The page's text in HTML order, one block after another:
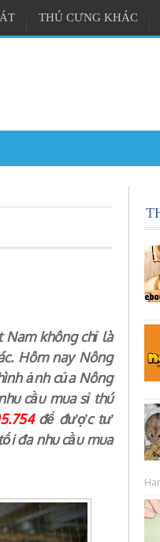
THÚ CƯNG KHÁC
không chỉ là
Hôm nay Nông
ảnh của Nông
cầu mua sỉ thú
để được tư
đa nhu cầu mua